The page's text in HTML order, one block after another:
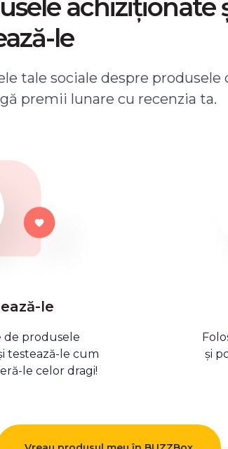
achiziționate
le
tale sociale despre produsele
premii lunare cu recenzia ta.
le
de produsele
testează-le cum
le celor dragi!
și